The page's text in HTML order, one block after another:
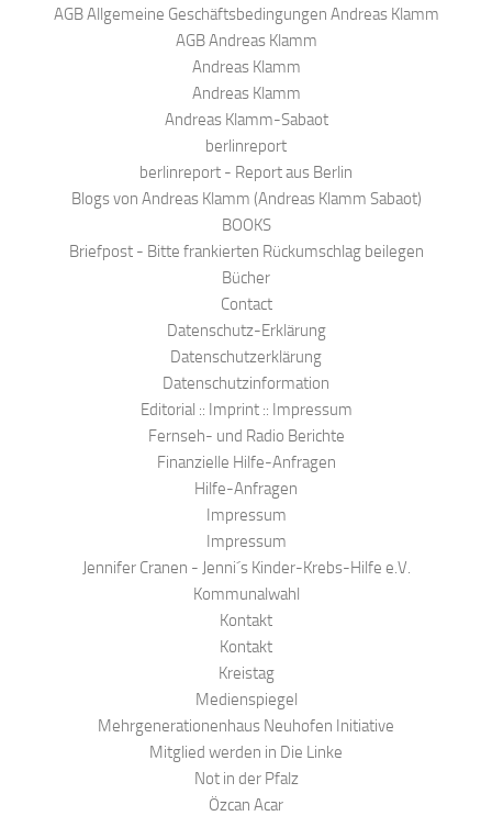
AGB Allgemeine Geschäftsbedingungen Andreas Klamm
AGB Andreas Klamm
Andreas Klamm
Andreas Klamm
Andreas Klamm-Sabaot
berlinreport
berlinreport - Report aus Berlin
Blogs von Andreas Klamm (Andreas Klamm Sabaot)
BOOKS
Briefpost - Bitte frankierten Rückumschlag beilegen
Bücher
Contact
Datenschutz-Erklärung
Datenschutzerklärung
Datenschutzinformation
Editorial :: Imprint :: Impressum
Fernseh- und Radio Berichte
Finanzielle Hilfe-Anfragen
Hilfe-Anfragen
Impressum
Impressum
Jennifer Cranen - Jenni´s Kinder-Krebs-Hilfe e.V.
Kommunalwahl
Kontakt
Kontakt
Kreistag
Medienspiegel
Mehrgenerationenhaus Neuhofen Initiative
Mitglied werden in Die Linke
Not in der Pfalz
Özcan Acar